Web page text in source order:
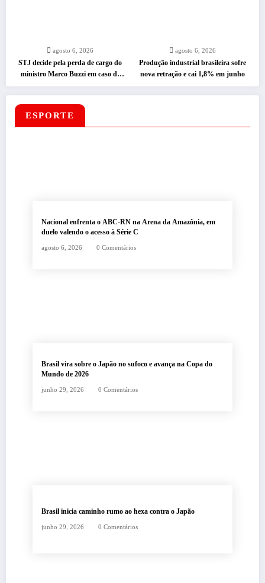
agosto 6, 2026
STJ decide pela perda de cargo do
ministro Marco Buzzi em caso de
assédio
agosto 6, 2026
Produção industrial brasileira sofre
nova retração e cai 1,8% em junho
ESPORTE
Nacional enfrenta o ABC-RN na Arena da Amazônia, em
duelo valendo o acesso à Série C
agosto 6, 2026 0 Comentários
Brasil vira sobre o Japão no sufoco e avança na Copa do
Mundo de 2026
junho 29, 2026 0 Comentários
Brasil inicia caminho rumo ao hexa contra o Japão
junho 29, 2026 0 Comentários